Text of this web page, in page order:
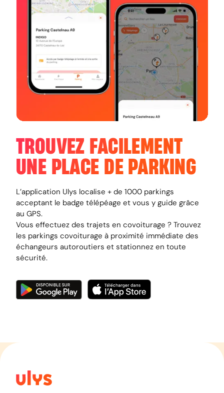
TROUVEZ FACILEMENT
UNE PLACE DE PARKING
L’application Ulys localise + de 1000 parkings
acceptant le badge télépéage et vous y guide grâce
au GPS.
Vous effectuez des trajets en covoiturage ? Trouvez
les parkings covoiturage à proximité immédiate des
échangeurs autoroutiers et stationnez en toute
sécurité.